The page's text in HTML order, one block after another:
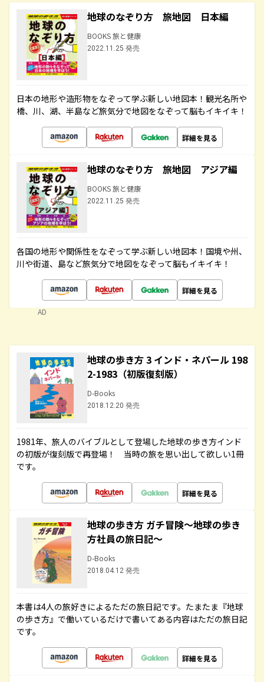
地球のなぞり方 旅地図 日本編
BOOKS 旅と健康
2022.11.25 発売
日本の地形や造形物をなぞって学ぶ新しい地図本！観光名所や
橋、川、湖、半島など旅気分で地図をなぞって脳もイキイキ！
詳細を見る
地球のなぞり方 旅地図 アジア編
BOOKS 旅と健康
2022.11.25 発売
各国の地形や関係性をなぞって学ぶ新しい地図本！国境や州、
川や街道、島など旅気分で地図をなぞって脳もイキイキ！
詳細を見る
AD
地球の歩き方 3 インド・ネパール 198
2-1983（初版復刻版）
D-Books
2018.12.20 発売
1981年、旅人のバイブルとして登場した地球の歩き方インド
の初版が復刻版で再登場！ 当時の旅を思い出して欲しい1冊
です。
詳細を見る
地球の歩き方 ガチ冒険～地球の歩き
方社員の旅日記～
D-Books
2018.04.12 発売
本書は4人の旅好きによるただの旅日記です。たまたま『地球
の歩き方』で働いているだけで書いてある内容はただの旅日記
です。
詳細を見る